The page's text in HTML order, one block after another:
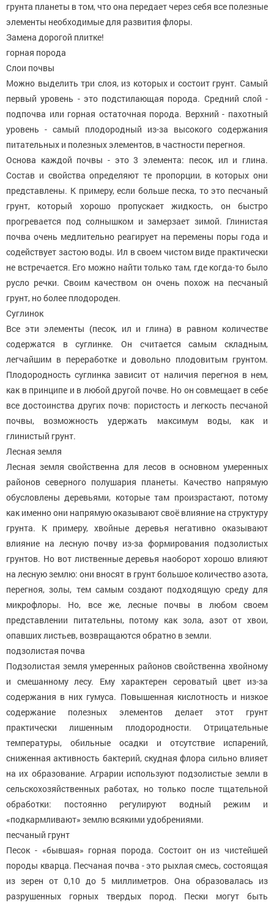
грунта планеты в том, что она передает через себя все полезные
элементы необходимые для развития флоры.
Замена дорогой плитке!
горная порода
Слои почвы
Можно выделить три слоя, из которых и состоит грунт. Самый
первый уровень - это подстилающая порода. Средний слой -
подпочва или горная остаточная порода. Верхний - пахотный
уровень - самый плодородный из-за высокого содержания
питательных и полезных элементов, в частности перегноя.
Основа каждой почвы - это 3 элемента: песок, ил и глина.
Состав и свойства определяют те пропорции, в которых они
представлены. К примеру, если больше песка, то это песчаный
грунт, который хорошо пропускает жидкость, он быстро
прогревается под солнышком и замерзает зимой. Глинистая
почва очень медлительно реагирует на перемены поры года и
содействует застою воды. Ил в своем чистом виде практически
не встречается. Его можно найти только там, где когда-то было
русло речки. Своим качеством он очень похож на песчаный
грунт, но более плодороден.
Суглинок
Все эти элементы (песок, ил и глина) в равном количестве
содержатся в суглинке. Он считается самым складным,
легчайшим в переработке и довольно плодовитым грунтом.
Плодородность суглинка зависит от наличия перегноя в нем,
как в принципе и в любой другой почве. Но он совмещает в себе
все достоинства других почв: пористость и легкость песчаной
почвы, возможность удержать максимум воды, как и
глинистый грунт.
Лесная земля
Лесная земля свойственна для лесов в основном умеренных
районов северного полушария планеты. Качество напрямую
обусловлены деревьями, которые там произрастают, потому
как именно они напрямую оказывают своё влияние на структуру
грунта. К примеру, хвойные деревья негативно оказывают
влияние на лесную почву из-за формирования подзолистых
грунтов. Но вот лиственные деревья наоборот хорошо влияют
на лесную землю: они вносят в грунт большое количество азота,
перегноя, золы, тем самым создают подходящую среду для
микрофлоры. Но, все же, лесные почвы в любом своем
представлении питательны, потому как зола, азот от хвои,
опавших листьев, возвращаются обратно в земли.
подзолистая почва
Подзолистая земля умеренных районов свойственна хвойному
и смешанному лесу. Ему характерен сероватый цвет из-за
содержания в них гумуса. Повышенная кислотность и низкое
содержание полезных элементов делает этот грунт
практически лишенным плодородности. Отрицательные
температуры, обильные осадки и отсутствие испарений,
сниженная активность бактерий, скудная флора сильно влияет
на их образование. Аграрии используют подзолистые земли в
сельскохозяйственных работах, но только после тщательной
обработки: постоянно регулируют водный режим и
«подкармливают» землю всякими удобрениями.
песчаный грунт
Песок - «бывшая» горная порода. Состоит он из чистейшей
породы кварца. Песчаная почва - это рыхлая смесь, состоящая
из зерен от 0,10 до 5 миллиметров. Она образовалась из
разрушенных горных твердых пород. Пески могут быть